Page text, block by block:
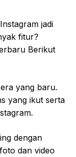
jadi
fitur?
Berikut
yang baru.
yang ikut serta
dengan
dan video